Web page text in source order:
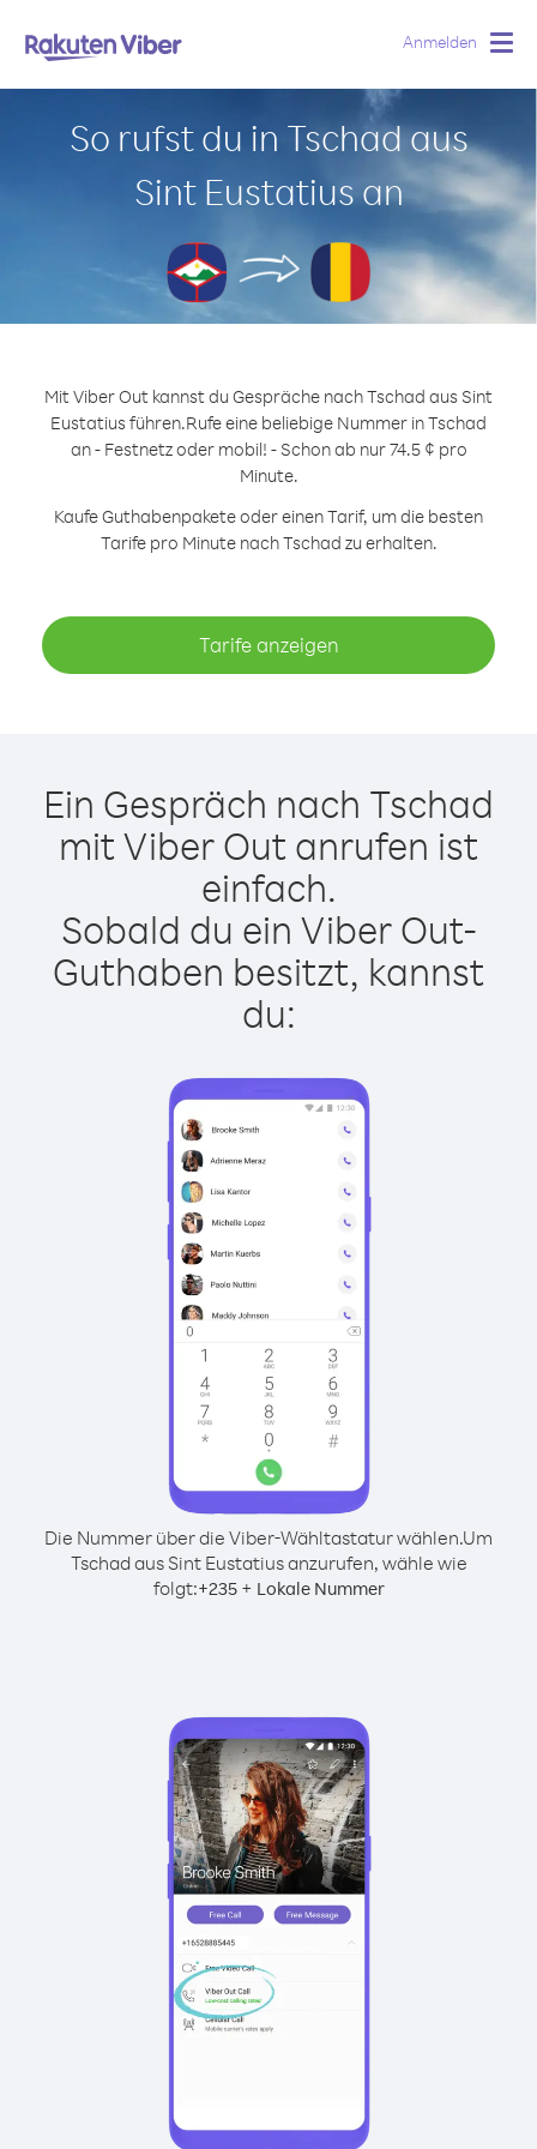
Anmelden
So rufst du in Tschad aus
Sint Eustatius an
Mit Viber Out kannst du Gespräche nach Tschad aus Sint
Eustatius führen.Rufe eine beliebige Nummer in Tschad
an - Festnetz oder mobil! - Schon ab nur 74.5 ¢ pro
Minute.
Kaufe Guthabenpakete oder einen Tarif, um die besten
Tarife pro Minute nach Tschad zu erhalten.
Tarife anzeigen
Ein Gespräch nach Tschad
mit Viber Out anrufen ist
einfach.
Sobald du ein Viber Out-
Guthaben besitzt, kannst
du:
Die Nummer über die Viber-Wähltastatur wählen.Um
Tschad aus Sint Eustatius anzurufen, wähle wie
folgt:+235+ Lokale Nummer